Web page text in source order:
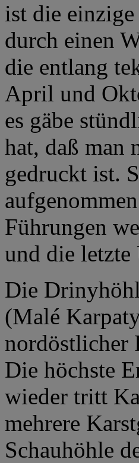
ist die
durch einen
die entlang
April und
es gäbe
hat, daß man
gedruckt ist.
Führungen
und die
Die
(Malé
nordöstlicher
Die höchste
wieder tritt
mehrere
Schauhöhle